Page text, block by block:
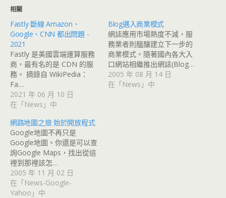
相關
Fastly 斷線 Amazon、
Google、CNN 都出問題 -
2021
Fastly 是美國雲端運算服務
商，最有名的是 CDN 的服
務。 摘錄自 WikiPedia：
Fa…
2021 年 06 月 10 日
在「News」中
Blog邁入商業模式
網誌應用市場熱度不減，服
務業者則醞釀建立下一步的
商業模式。隨著國內各大入
口網站相繼推出網誌(Blog…
2005 年 08 月 14 日
在「News」中
網路地圖之旅 始於開放程式
Google地圖不再只是
Google地圖。你還是可以查
詢Google Maps，找出從這
裡到那裡該怎…
2005 年 11 月 02 日
在「News-Google-
Yahoo」中